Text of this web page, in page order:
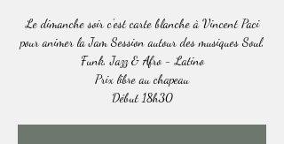
Le dimanche soir c'est carte blanche à Vincent Paci
pour animer la Jam Session autour des musiques Soul,
Funk, Jazz & Afro - Latino
Prix libre au chapeau
Début 18h30